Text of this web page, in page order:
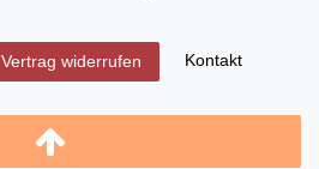
Vertrag widerrufen Kontakt